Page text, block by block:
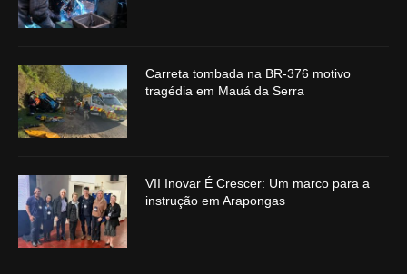
Carreta tombada na BR-376 motivo
tragédia em Mauá da Serra
VII Inovar É Crescer: Um marco para a
instrução em Arapongas